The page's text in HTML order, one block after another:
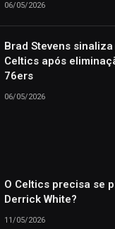
06/05/2026
Brad Stevens
Celtics após
76ers
06/05/2026
O Celtics precisa se
Derrick White?
11/05/2026